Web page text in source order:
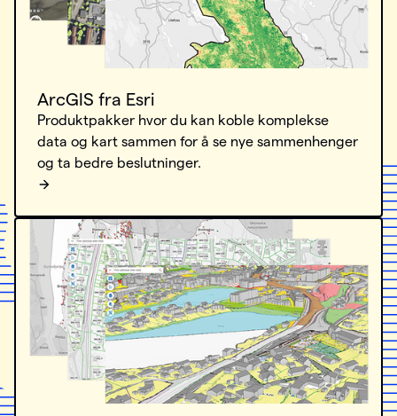
ArcGIS fra Esri
Produktpakker hvor du kan koble komplekse
data og kart sammen for å se nye sammenhenger
og ta bedre beslutninger.